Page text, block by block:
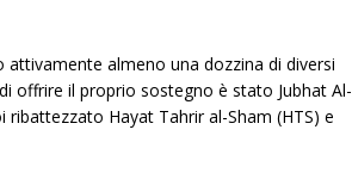
almeno una dozzina di diversi
offrire il proprio sostegno è stato Jubhat Al-
Hayat Tahrir al-Sham (HTS) e